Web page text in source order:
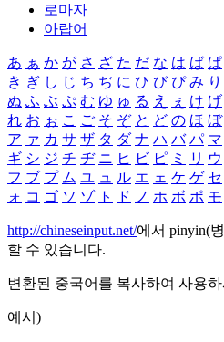
로마자
아랍어
あ ぁ か が さ ざ た だ な は ば ぱ
き ぎ し じ ち ぢ に ひ び ぴ み り
ぬ ふ ぶ ぷ む ゆ ゅ る え ぇ け げ
れ お ぉ こ ご そ ぞ と ど の ほ ぼ
ア ァ カ サ ザ タ ダ ナ ハ バ パ マ
ギ シ ジ チ ヂ ニ ヒ ビ ピ ミ リ ウ
フ ブ プ ム ユ ュ ル エ ェ ケ ゲ セ
ォ コ ゴ ソ ゾ ト ド ノ ホ ボ ポ モ
http://chineseinput.net/에서 pinyin(
할 수 있습니다.
변환된 중국어를 복사하여 사용
예시)